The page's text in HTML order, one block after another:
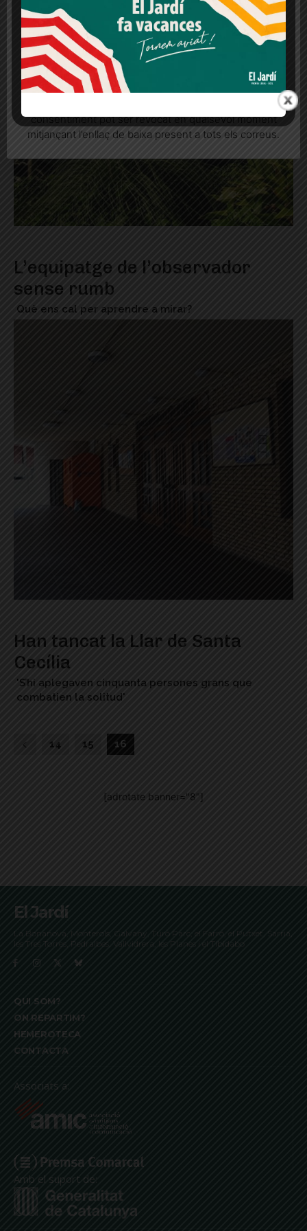
L’equipatge de l’observador
sense rumb
Què ens cal per aprendre a mirar?
Han tancat la Llar de Santa
Cecília
'S’hi aplegaven cinquanta persones grans que
combatien la solitud'
14 15 16
[adrotate banner="8"]
El Jardí
La Bonanova, Monterols, Galvany, Turó Parc, el Farró, el Putxet, Sarrià,
les Tres Torres, Pedralbes, Vallvidrera, les Planes i el Tibidabo
QUI SOM?
ON REPARTIM?
HEMEROTECA
CONTACTA
Associats a:
Amb el suport de:
Més informació Acceptar Rebutjar tot
Quan l’usuari crea un compte al Diari el Jardí, dona el
seu consentiment explícit per rebre comunicacions
consentiment pot ser revocat en qualsevol moment
mitjançant l’enllaç de baixa present a tots els correus.